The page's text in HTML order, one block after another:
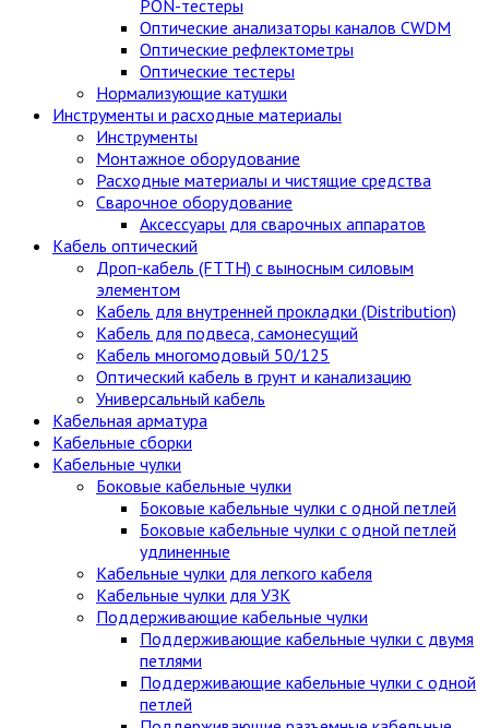
PON-тестеры
Оптические анализаторы каналов CWDM
Оптические рефлектометры
Оптические тестеры
Нормализующие катушки
Инструменты и расходные материалы
Инструменты
Монтажное оборудование
Расходные материалы и чистящие средства
Сварочное оборудование
Аксессуары для сварочных аппаратов
Кабель оптический
Дроп-кабель (FTTH) с выносным силовым
элементом
Кабель для внутренней прокладки (Distribution)
Кабель для подвеса, самонесущий
Кабель многомодовый 50/125
Оптический кабель в грунт и канализацию
Универсальный кабель
Кабельная арматура
Кабельные сборки
Кабельные чулки
Боковые кабельные чулки
Боковые кабельные чулки с одной петлей
Боковые кабельные чулки с одной петлей
удлиненные
Кабельные чулки для легкого кабеля
Кабельные чулки для УЗК
Поддерживающие кабельные чулки
Поддерживающие кабельные чулки с двумя
петлями
Поддерживающие кабельные чулки с одной
петлей